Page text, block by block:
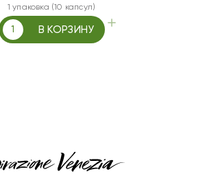
1 упаковка (10 капсул)
В КОРЗИНУ